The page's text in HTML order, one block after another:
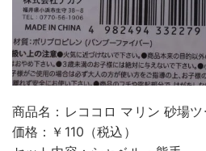
商品名：レココロ マリン 砂場ツ
価格：￥110（税込）